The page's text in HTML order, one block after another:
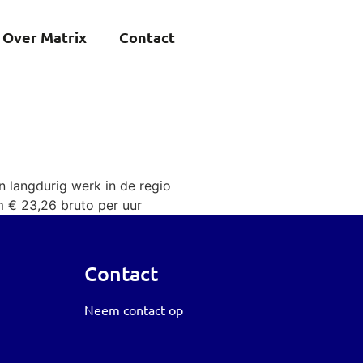
Over Matrix Contact
langdurig werk in de regio
€ 23,26 bruto per uur
Contact
Neem contact op